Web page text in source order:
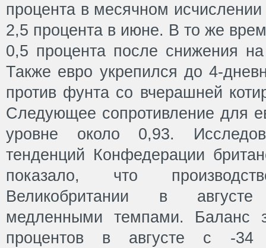
процента в месячном
2,5 процента в июне. В то же
0,5 процента после снижения
Также евро укрепился до 4-
против фунта со вчерашней
Следующее сопротивление для
уровне около 0,93.
тенденций Конфедерации
показало, что
Великобритании в
медленными темпами. Баланс
процентов в августе с -